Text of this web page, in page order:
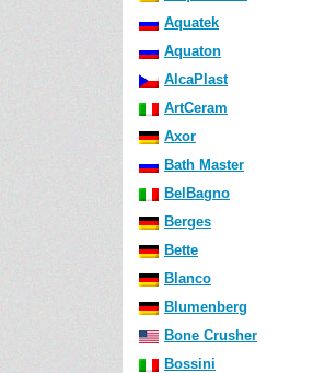
Aquatek
Aquaton
AlcaPlast
ArtCeram
Axor
Bath Master
BelBagno
Berges
Bette
Blanco
Blumenberg
Bone Crusher
Bossini